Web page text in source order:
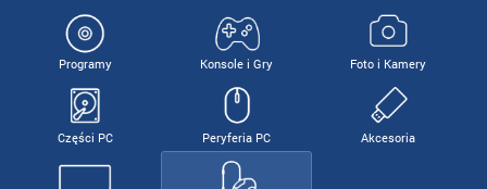
Programy Konsole i Gry Foto i Kamery
Części PC Peryferia PC Akcesoria